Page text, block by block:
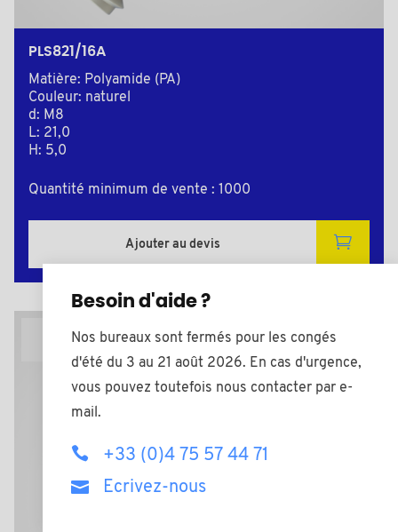
PLS821/16A
Matière: Polyamide (PA)
Couleur: naturel
d: M8
L: 21,0
H: 5,0
Quantité minimum de vente : 1000
Ajouter au devis
Plan 2D
Besoin d'aide ?
Nos bureaux sont fermés pour les congés
d'été du 3 au 21 août 2026. En cas d'urgence,
vous pouvez toutefois nous contacter par e-
mail.
+33 (0)4 75 57 44 71
Ecrivez-nous